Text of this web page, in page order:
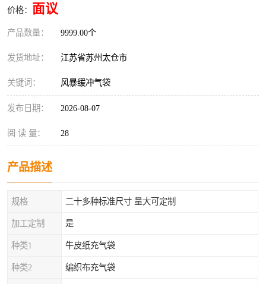
价格： 面议
产品数量： 9999.00个
发货地址： 江苏省苏州太仓市
关键词： 风暴缓冲气袋
发布日期： 2026-08-07
阅 读 量： 28
产品描述
规格 二十多种标准尺寸 量大可定制
加工定制 是
种类1 牛皮纸充气袋
种类2 编织布充气袋